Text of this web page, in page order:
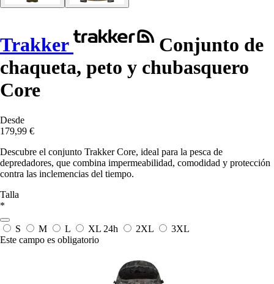
Trakker
Conjunto de
chaqueta, peto y chubasquero
Core
Desde
179,99 €
Descubre el conjunto Trakker Core, ideal para la pesca de
depredadores, que combina impermeabilidad, comodidad y protección
contra las inclemencias del tiempo.
Talla
*
S M L XL 24h 2XL
3XL
Este campo es obligatorio